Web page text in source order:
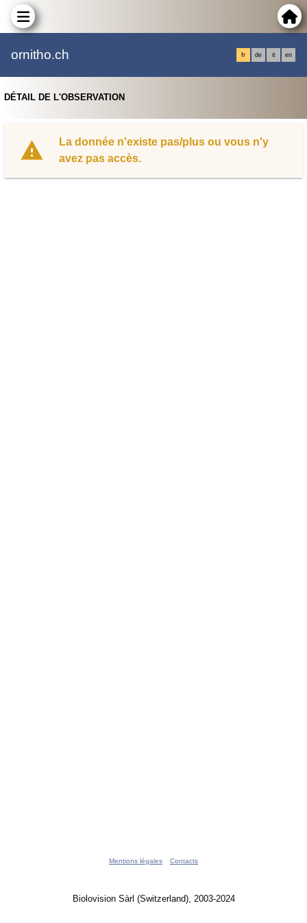
ornitho.ch fr de it en
DÉTAIL DE L'OBSERVATION
La donnée n'existe pas/plus ou vous n'y
avez pas accès.
Mentions légales Contacts
Biolovision Sàrl (Switzerland), 2003-2024